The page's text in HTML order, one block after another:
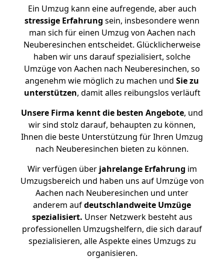
Ein Umzug kann eine aufregende, aber auch
stressige Erfahrung sein, insbesondere wenn
man sich für einen Umzug von Aachen nach
Neuberesinchen entscheidet. Glücklicherweise
haben wir uns darauf spezialisiert, solche
Umzüge von Aachen nach Neuberesinchen, so
angenehm wie möglich zu machen und Sie zu
unterstützen, damit alles reibungslos verläuft
Unsere Firma kennt die besten Angebote, und
wir sind stolz darauf, behaupten zu können,
Ihnen die beste Unterstützung für Ihren Umzug
nach Neuberesinchen bieten zu können.
Wir verfügen überjahrelange Erfahrung im
Umzugsbereich und haben uns auf Umzüge von
Aachen nach Neuberesinchen und unter
anderem aufdeutschlandweite Umzüge
spezialisiert. Unser Netzwerk besteht aus
professionellen Umzugshelfern, die sich darauf
spezialisieren, alle Aspekte eines Umzugs zu
organisieren.